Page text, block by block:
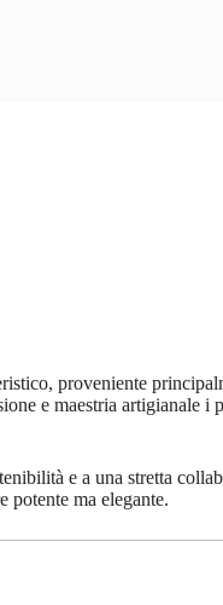
proveniente
e maestria artigianale i
e a una stretta
ma elegante.